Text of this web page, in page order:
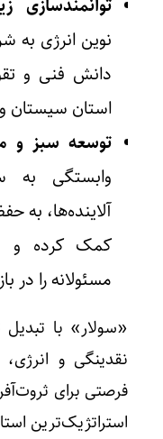
نوین انرژی به
دانش فنی و
استان سیستان
توسعه سبز و
وابستگی
آلاینده‌ها،
کمک کرده و
مسئولانه را در
«سولار» با
نقدینگی و
فرصتی برای
استراتژیک‌ترین